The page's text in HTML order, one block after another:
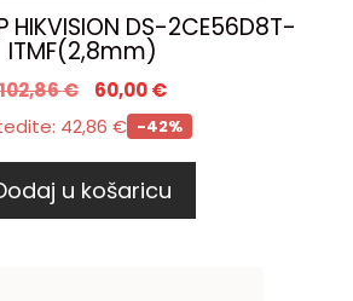
HIKVISION DS-2CE56D8T-
ITMF(2,8mm)
€ 60,00€
42,86 € -42%
u košaricu